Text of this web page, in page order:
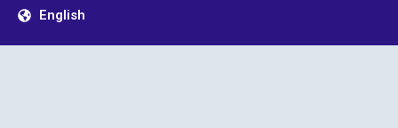
English